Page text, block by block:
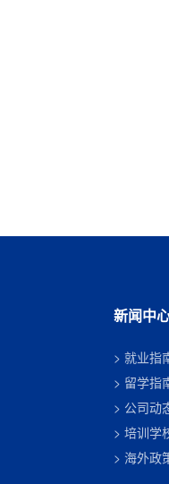
新闻中
就业指
留学指
公司动
培训学
海外政